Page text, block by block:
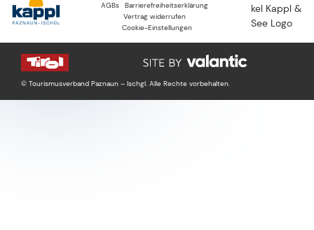
AGBs
Barrierefreiheitserklärung
Vertrag widerrufen
Cookie-Einstellungen
© Tourismusverband Paznaun – Ischgl. Alle Rechte vorbehalten.